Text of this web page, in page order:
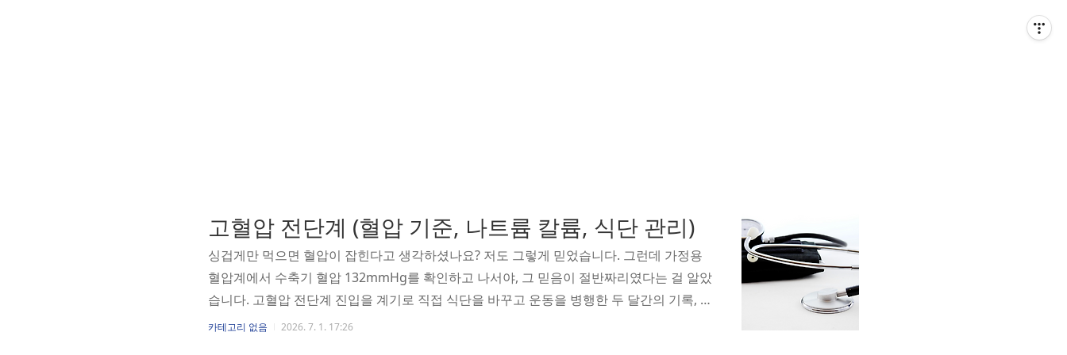
고혈압 전단계 (혈압 기준, 나트륨 칼륨, 식단 관리)
싱겁게만 먹으면 혈압이 잡힌다고 생각하셨나요? 저도 그렇게 믿었습니다. 그런데 가정용
혈압계에서 수축기 혈압 132mmHg를 확인하고 나서야, 그 믿음이 절반짜리였다는 걸 알았
습니다. 고혈압 전단계 진입을 계기로 직접 식단을 바꾸고 운동을 병행한 두 달간의 기록, 그
리고 "소금만 줄이면 된다"는 통념에 제가 갖게 된 의문을 솔직하게 풀어보겠습니다.혈압 13
카테고리 없음 2026. 7. 1. 17:26